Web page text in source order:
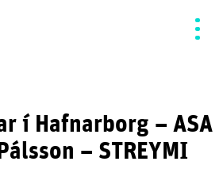
í Hafnarborg – ASA
– STREYMI